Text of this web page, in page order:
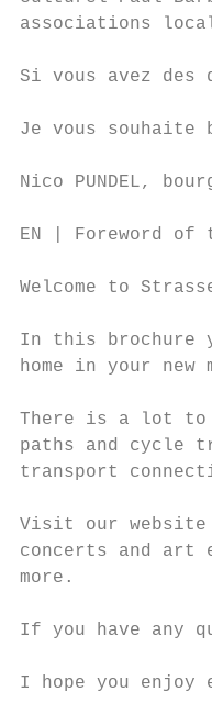
associations
Si vous avez des
Je vous souhaite
Nico PUNDEL,
EN | Foreword of
Welcome to
In this brochure
home in your
There is a lot to
paths and cycle
transport
Visit our website
concerts and art
more.
If you have any
I hope you